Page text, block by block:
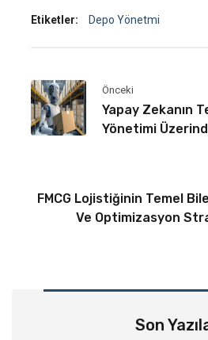
Son
Etiketler: Depo Yönetmi
Önceki
Yapay Zekanın
Yönetimi
FMCG Lojistiğinin Temel
Ve Optimizasyon